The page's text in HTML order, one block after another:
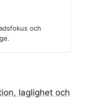
och
laglighet och